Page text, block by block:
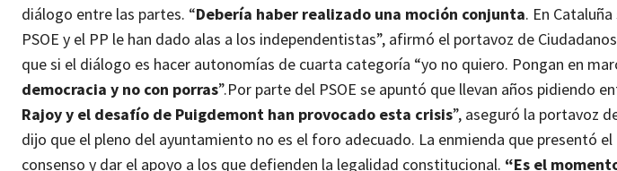
diálogo entre las partes. “Debería haber realizado una moción conjunta. En
PSOE y el PP le han dado alas a los independentistas”, afirmó el portavoz de
que si el diálogo es hacer autonomías de cuarta categoría “yo no quiero. Pongan en
democracia y no con porras”.Por parte del PSOE se apuntó que llevan años pidiendo
Rajoy y el desafío de Puigdemont han provocado esta crisis”, aseguró la portavoz
dijo que el pleno del ayuntamiento no es el foro adecuado. La enmienda que presentó el
consenso y dar el apoyo a los que defienden la legalidad constitucional. “Es el